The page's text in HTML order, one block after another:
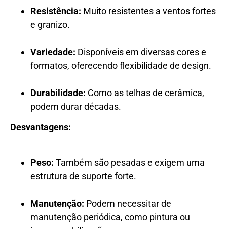
Resistência: Muito resistentes a ventos fortes
e granizo.
Variedade: Disponíveis em diversas cores e
formatos, oferecendo flexibilidade de design.
Durabilidade: Como as telhas de cerâmica,
podem durar décadas.
Desvantagens:
Peso: Também são pesadas e exigem uma
estrutura de suporte forte.
Manutenção: Podem necessitar de
manutenção periódica, como pintura ou